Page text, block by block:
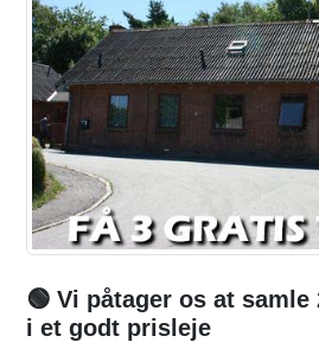
🟢 Vi påtager os at
i et godt prisleje